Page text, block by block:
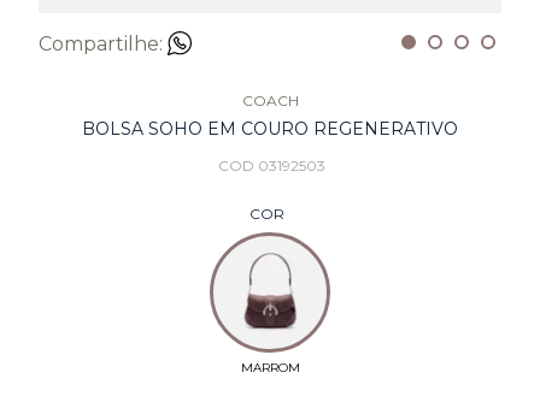
Compartilhe:
COACH
BOLSA SOHO EM COURO REGENERATIVO
COD 03192503
COR